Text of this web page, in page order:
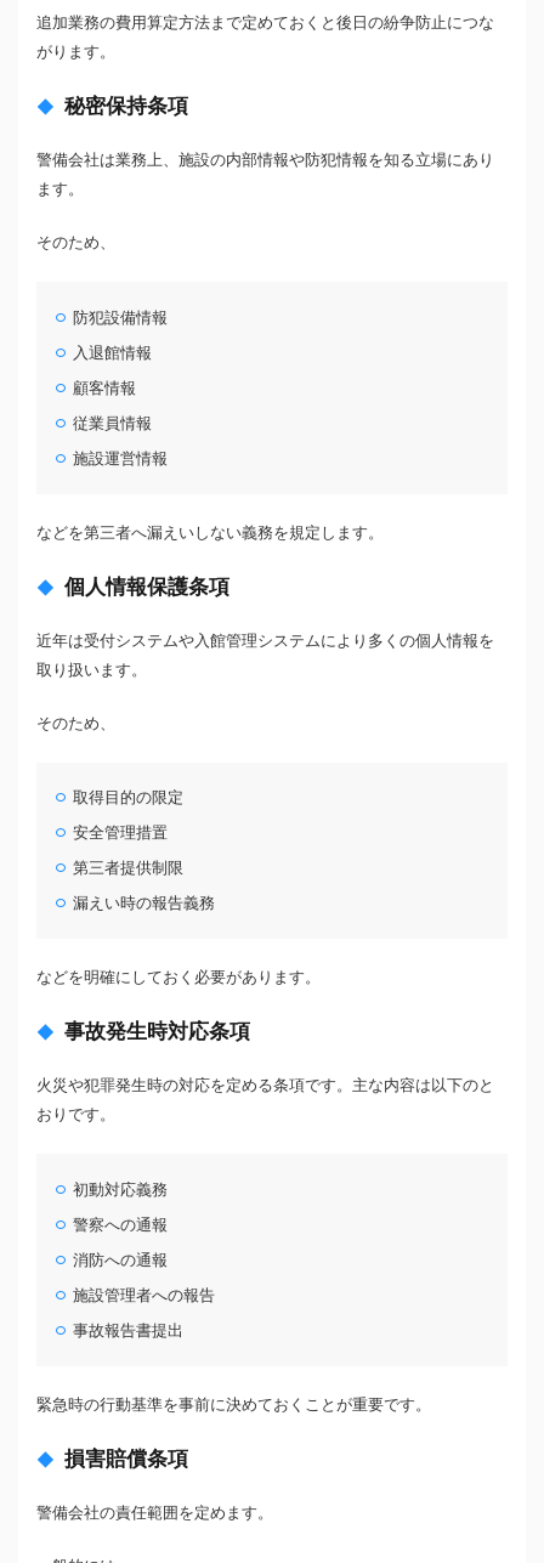
追加業務の費用算定方法まで定めておくと後日の紛争防止につな
がります。
秘密保持条項
警備会社は業務上、施設の内部情報や防犯情報を知る立場にあり
ます。
そのため、
防犯設備情報
入退館情報
顧客情報
従業員情報
施設運営情報
などを第三者へ漏えいしない義務を規定します。
個人情報保護条項
近年は受付システムや入館管理システムにより多くの個人情報を
取り扱います。
そのため、
取得目的の限定
安全管理措置
第三者提供制限
漏えい時の報告義務
などを明確にしておく必要があります。
事故発生時対応条項
火災や犯罪発生時の対応を定める条項です。主な内容は以下のと
おりです。
初動対応義務
警察への通報
消防への通報
施設管理者への報告
事故報告書提出
緊急時の行動基準を事前に決めておくことが重要です。
損害賠償条項
警備会社の責任範囲を定めます。